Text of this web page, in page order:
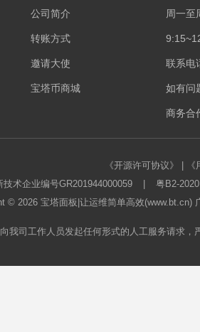
公司简介
转账方式
邀请大使
宝塔币商城
周一至
联系电
如有问
商务合
《开源许可协议》
技术企业编号GR201944000059
粤B2-
© 2026 宝塔面板 |让运维简单高效
我司工作人员发起任何形式的人工服务请求，